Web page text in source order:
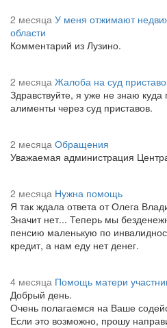
2 месяца У меня отжимают
области
Комментарий из Лузино.
2 месяца Жалоба на суд
Здравствуйте, я уже не знаю
алименты через суд приставов.
2 месяца Обращения
Уважаемая администрация
2 месяца Нужна помощь
Я так ждала ответа от Олега
Значит нет... Теперь мы
пенсию маленькую по
кредит, а нам еду нет денег.
4 месяца Помощь матери
Добрый день.
Очень полагаемся на Ваше
Если это возможно, прошу